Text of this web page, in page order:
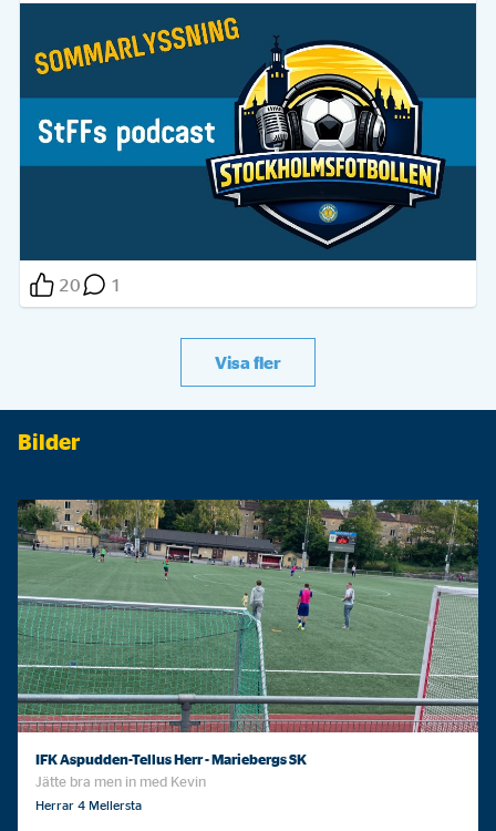
20 1
Visa fler
Bilder
IFK Aspudden-Tellus Herr - Mariebergs SK
Jätte bra men in med Kevin
Herrar 4 Mellersta